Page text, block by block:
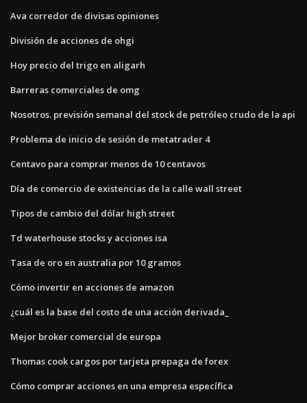
Ava corredor de divisas opiniones
División de acciones de ohgi
Hoy precio del trigo en aligarh
Barreras comerciales de omg
Nosotros. previsión semanal del stock de petróleo crudo de la api
Problema de inicio de sesión de metatrader 4
Centavo para comprar menos de 10 centavos
Día de comercio de existencias de la calle wall street
Tipos de cambio del dólar high street
Td waterhouse stocks y acciones isa
Tasa de oro en australia por 10 gramos
Cómo invertir en acciones de amazon
¿cuál es la base del costo de una acción derivada_
Mejor broker comercial de europa
Thomas cook cargos por tarjeta prepaga de forex
Cómo comprar acciones en una empresa específica